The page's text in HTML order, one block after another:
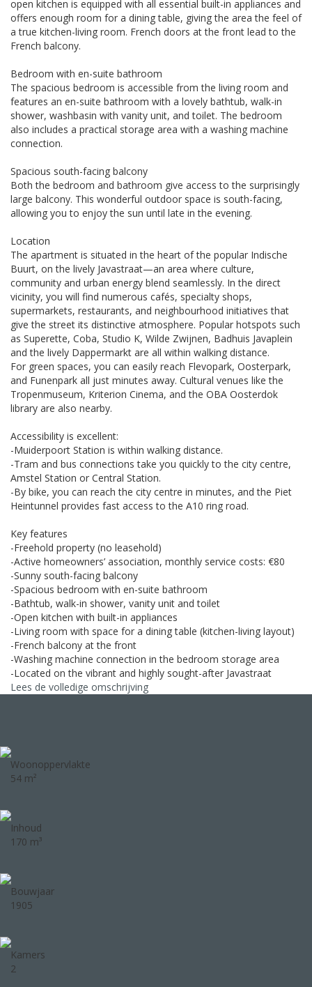
open kitchen is equipped with all essential built-in appliances and
offers enough room for a dining table, giving the area the feel of
a true kitchen-living room. French doors at the front lead to the
French balcony.
Bedroom with en-suite bathroom
The spacious bedroom is accessible from the living room and
features an en-suite bathroom with a lovely bathtub, walk-in
shower, washbasin with vanity unit, and toilet. The bedroom
also includes a practical storage area with a washing machine
connection.
Spacious south-facing balcony
Both the bedroom and bathroom give access to the surprisingly
large balcony. This wonderful outdoor space is south-facing,
allowing you to enjoy the sun until late in the evening.
Location
The apartment is situated in the heart of the popular Indische
Buurt, on the lively Javastraat—an area where culture,
community and urban energy blend seamlessly. In the direct
vicinity, you will find numerous cafés, specialty shops,
supermarkets, restaurants, and neighbourhood initiatives that
give the street its distinctive atmosphere. Popular hotspots such
as Superette, Coba, Studio K, Wilde Zwijnen, Badhuis Javaplein
and the lively Dappermarkt are all within walking distance.
For green spaces, you can easily reach Flevopark, Oosterpark,
and Funenpark all just minutes away. Cultural venues like the
Tropenmuseum, Kriterion Cinema, and the OBA Oosterdok
library are also nearby.
Accessibility is excellent:
-Muiderpoort Station is within walking distance.
-Tram and bus connections take you quickly to the city centre,
Amstel Station or Central Station.
-By bike, you can reach the city centre in minutes, and the Piet
Heintunnel provides fast access to the A10 ring road.
Key features
-Freehold property (no leasehold)
-Active homeowners’ association, monthly service costs: €80
-Sunny south-facing balcony
-Spacious bedroom with en-suite bathroom
-Bathtub, walk-in shower, vanity unit and toilet
-Open kitchen with built-in appliances
-Living room with space for a dining table (kitchen-living layout)
-French balcony at the front
-Washing machine connection in the bedroom storage area
-Located on the vibrant and highly sought-after Javastraat
Lees de volledige omschrijving
Woonoppervlakte
54 m²
Inhoud
170 m³
Bouwjaar
1905
Kamers
2